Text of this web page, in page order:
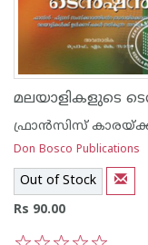
Don Bosco Publications
Out of Stock
Rs 90.00